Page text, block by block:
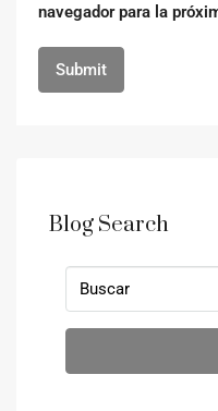
navegador para la
Blog Search